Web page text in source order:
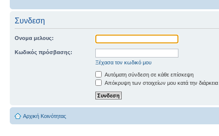
Συνδεση
Ονομα μελους:
Κωδικός πρόσβασης:
Ξέχασα τον κωδικό μου
Αυτόματη σύνδεση σε κάθε επίσκεψη
Απόκρυψη των στοιχείων μου κατά την
Αρχική Κοινότητας